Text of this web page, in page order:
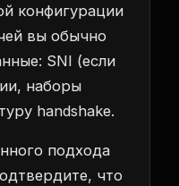
конфигурации
вы обычно
SNI (если
наборы
handshake.
подхода
что